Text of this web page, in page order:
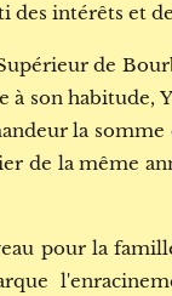
des intérêts et
de
son habitude,
la somme
de la même
pour la